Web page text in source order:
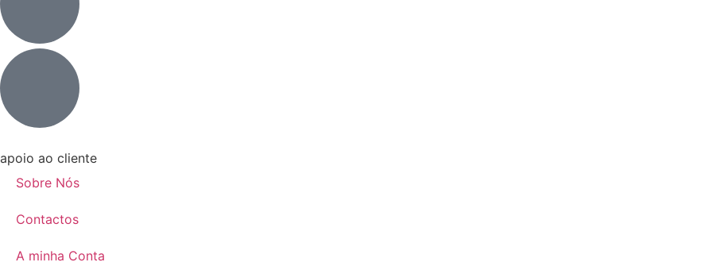
apoio ao cliente
Sobre Nós
Contactos
A minha Conta